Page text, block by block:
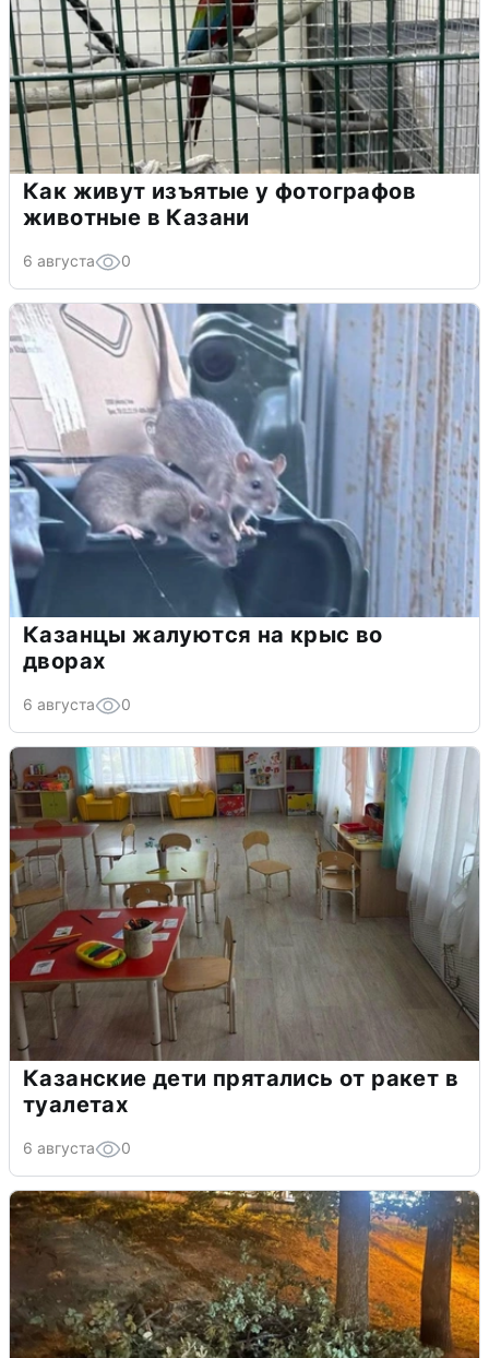
Как живут изъятые у фотографов
животные в Казани
6 августа 0
Казанцы жалуются на крыс во
дворах
6 августа 0
Казанские дети прятались от ракет в
туалетах
6 августа 0